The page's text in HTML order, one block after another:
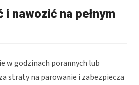
i nawozić na pełnym
w godzinach porannych lub
straty na parowanie i zabezpiecza